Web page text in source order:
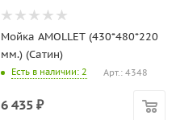
Мойка AMOLLET (430*480*220
мм.) (Сатин)
Есть в наличии: 2 Арт.: 4348
6 435 ₽